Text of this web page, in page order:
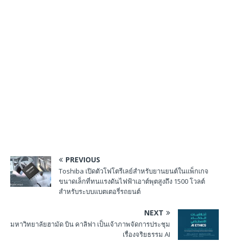
PREVIOUS
Toshiba เปิดตัวโฟโตรีเลย์สำหรับยานยนต์ในแพ็กเกจ
ขนาดเล็กที่ทนแรงดันไฟฟ้าเอาต์พุตสูงถึง 1500 โวลต์
สำหรับระบบแบตเตอรี่รถยนต์
NEXT
มหาวิทยาลัยฮามัด บิน คาลิฟา เป็นเจ้าภาพจัดการประชุม
เรื่องจริยธรรม AI